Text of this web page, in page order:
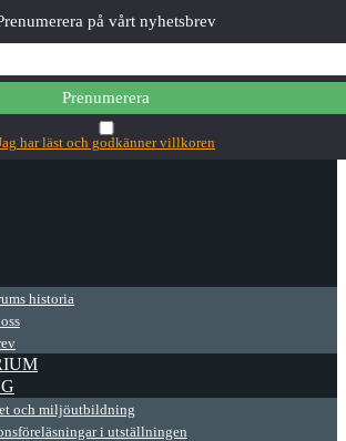
historia
och miljöutbildning
i utställningen
på vårt nyhetsbrev
har läst och godkänner villkoren